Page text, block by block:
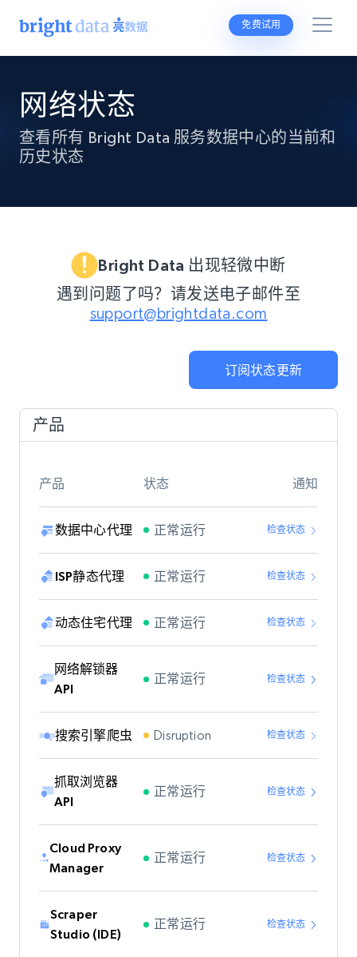
免费试用
网络状态
查看所有 Bright Data 服务数据中心的当前和
历史状态
Bright Data 出现轻微中断
遇到问题了吗？请发送电子邮件至
support@brightdata.com
订阅状态更新
产品
产品 状态 通知
数据中心代理 正常运行 检查状态
ISP静态代理 正常运行 检查状态
动态住宅代理 正常运行 检查状态
网络解锁器
API
正常运行 检查状态
搜索引擎爬虫 Disruption 检查状态
抓取浏览器
API
正常运行 检查状态
Cloud Proxy
Manager
正常运行 检查状态
Scraper
Studio (IDE)
正常运行 检查状态